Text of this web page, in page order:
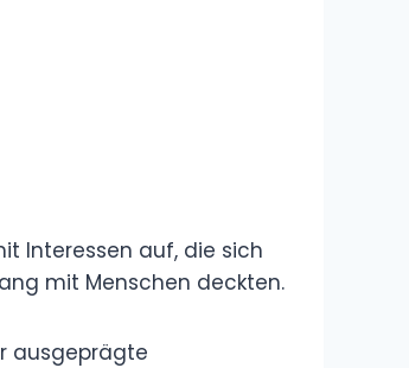
Interessen auf, die sich
mit Menschen deckten.
ausgeprägte